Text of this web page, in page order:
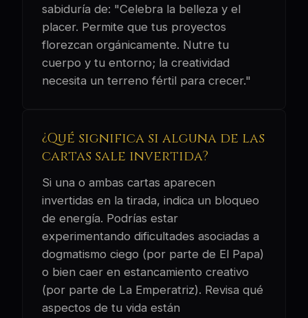
sabiduría de: "Celebra la belleza y el
placer. Permite que tus proyectos
florezcan orgánicamente. Nutre tu
cuerpo y tu entorno; la creatividad
necesita un terreno fértil para crecer."
¿Qué significa si alguna de las
cartas sale invertida?
Si una o ambas cartas aparecen
invertidas en la tirada, indica un bloqueo
de energía. Podrías estar
experimentando dificultades asociadas a
dogmatismo ciego (por parte de El Papa)
o bien caer en estancamiento creativo
(por parte de La Emperatriz). Revisa qué
aspectos de tu vida están